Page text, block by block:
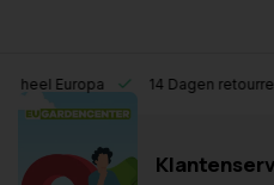
Europa 14 Dagen retourrecht